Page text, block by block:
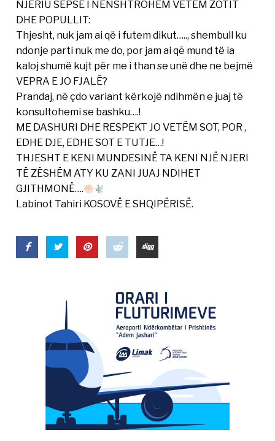
NJERIU SEPSE I NENSHTROHEM VETËM ZOTIT
DHE POPULLIT:
Thjesht, nuk jam ai që i futem dikut….., shembull ku
ndonje parti nuk me do, por jam ai qē mund të ia
kaloj shumë kujt për me i than se unë dhe ne bejmë
VEPRA E JO FJALĒ?
Prandaj, në çdo variant kërkojë ndihmën e juaj të
konsultohemi se bashku….!
ME DASHURI DHE RESPEKT JO VETËM SOT, POR ,
EDHE DJE, EDHE SOT E TUTJE…!
THJESHT E KENI MUNDESINË TA KENI NJË NJERI
TË ZËSHËM ATY KU ZANI JUAJ NDIHET
GJITHMONË….
Labinot Tahiri KOSOVË E SHQIPËRISË.